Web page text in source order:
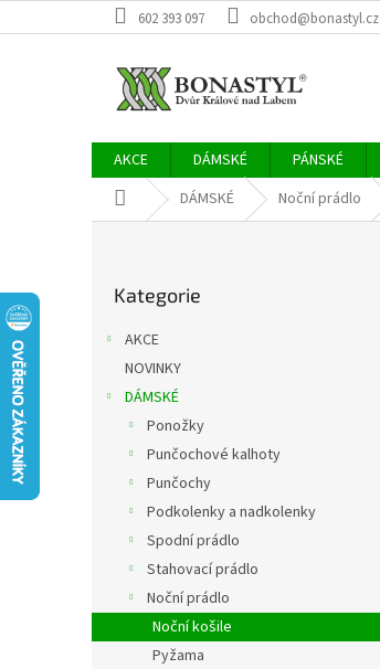
na
602 393 097 obchod@bonastyl.cz
AKCE DÁMSKÉ PÁNSKÉ
Domů DÁMSKÉ Noční prádlo
kategorie
Kategorie
AKCE
NOVINKY
DÁMSKÉ
Ponožky
Punčochové kalhoty
Punčochy
Podkolenky a nadkolenky
Spodní prádlo
Stahovací prádlo
Noční prádlo
Noční košile
Pyžama